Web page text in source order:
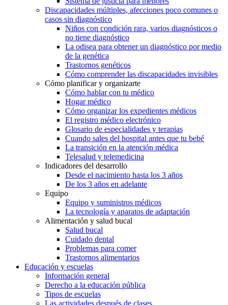
Discapacidades múltiples, afecciones poco comunes o
casos sin diagnóstico
Niños con condición rara, varios diagnósticos o
no tiene diagnóstico
La odisea para obtener un diagnóstico por medio
de la genética
Trastornos genéticos
Cómo comprender las discapacidades invisibles
Cómo planificar y organizarte
Cómo hablar con tu médico
Hogar médico
Cómo organizar los expedientes médicos
El registro médico electrónico
Glosario de especialidades y terapias
Cuando sales del hospital antes que tu bebé
La transición en la atención médica
Telesalud y telemedicina
Indicadores del desarrollo
Desde el nacimiento hasta los 3 años
De los 3 años en adelante
Equipo
Equipo y suministros médicos
La tecnología y aparatos de adaptación
Alimentación y salud bucal
Salud bucal
Cuidado dental
Problemas para comer
Trastornos alimentarios
Educación y escuelas
Información general
Derecho a la educación pública
Tipos de escuelas
Las actividades después de clases